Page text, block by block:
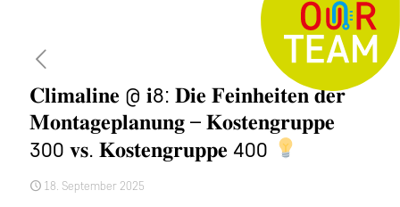
𝐂𝐥𝐢𝐦𝐚𝐥𝐢𝐧𝐞 @ 𝐢8: 𝐃𝐢𝐞 𝐅𝐞𝐢𝐧𝐡𝐞𝐢𝐭𝐞𝐧 𝐝𝐞𝐫
𝐌𝐨𝐧𝐭𝐚𝐠𝐞𝐩𝐥𝐚𝐧𝐮𝐧𝐠 – 𝐊𝐨𝐬𝐭𝐞𝐧𝐠𝐫𝐮𝐩𝐩𝐞
300 𝐯𝐬. 𝐊𝐨𝐬𝐭𝐞𝐧𝐠𝐫𝐮𝐩𝐩𝐞 400
18. September 2025